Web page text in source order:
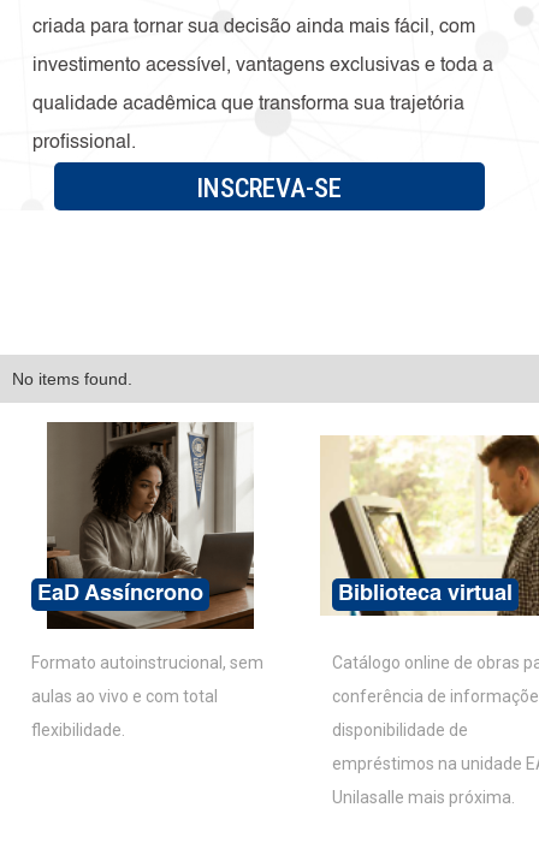
criada para tornar sua decisão ainda mais fácil, com
investimento acessível, vantagens exclusivas e toda a
qualidade acadêmica que transforma sua trajetória
profissional.
INSCREVA-SE
No items found.
Formato autoinstrucional, sem
aulas ao vivo e com total
flexibilidade.
EaD Assíncrono
Catálogo online de obras
conferência de
disponibilidade de
empréstimos na unidade
Unilasalle mais próxima.
Biblioteca virtual